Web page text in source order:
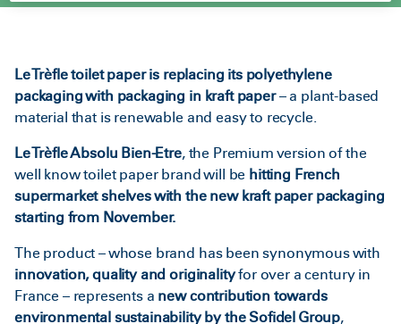
Le Trèfle toilet paper is replacing its polyethylene
packaging with packaging in kraft paper– a plant-based
material that is renewable and easy to recycle.
Le Trèfle Absolu Bien-Etre, the Premium version of the
well know toilet paper brand will be hitting French
supermarket shelves with the new kraft paper packaging
starting from November.
The product – whose brand has been synonymous with
innovation, quality and originalityfor over a century in
France – represents a new contribution towards
environmental sustainability by the Sofidel Group,